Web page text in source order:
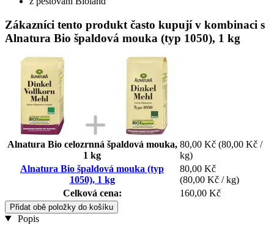
Zákazníci tento produkt často kupují v kombinaci s
Alnatura Bio špaldová mouka (typ 1050), 1 kg
Alnatura Bio celozrnná špaldová mouka,
1 kg
80,00 Kč (80,00 Kč /
kg)
Alnatura Bio špaldová mouka (typ
1050), 1 kg
80,00 Kč
(80,00 Kč / kg)
Celková cena:
160,00 Kč
Přidat obě položky do košíku
Popis